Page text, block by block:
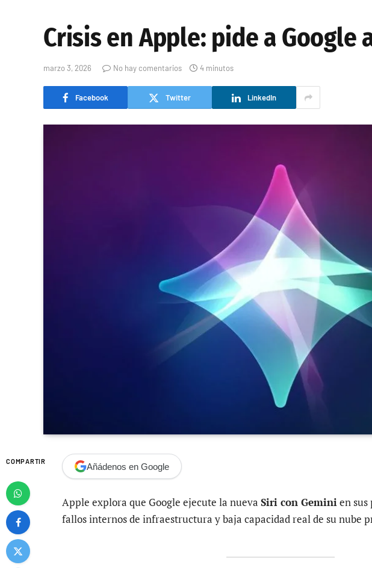
Crisis en Apple: pide a Google
marzo 3, 2026 No hay comentarios 4 minutos
Facebook Twitter LinkedIn
COMPARTIR Añádenos en Google
Apple explora que Google ejecute la nueva Siri con Geminien
fallos internos de infraestructura y baja capacidad real de su nube